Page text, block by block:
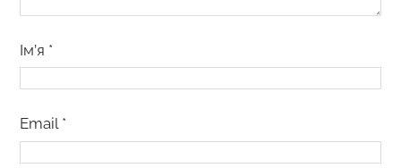
Ім’я *
Email *